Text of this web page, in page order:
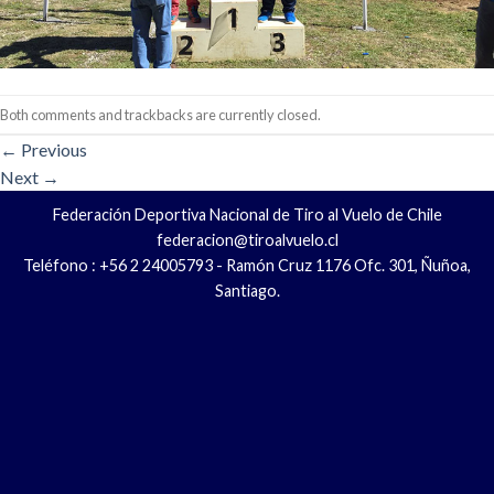
Both comments and trackbacks are currently closed.
← Previous
Next →
Federación Deportiva Nacional de Tiro al Vuelo de Chile
federacion@tiroalvuelo.cl
Teléfono : +56 2 24005793 - Ramón Cruz 1176 Ofc. 301, Ñuñoa,
Santiago.